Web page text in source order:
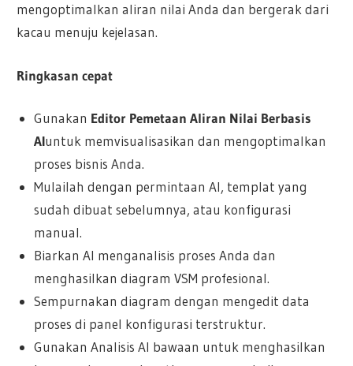
mengoptimalkan aliran nilai Anda dan bergerak dari
kacau menuju kejelasan.
Ringkasan cepat
Gunakan Editor Pemetaan Aliran Nilai Berbasis
AIuntuk memvisualisasikan dan mengoptimalkan
proses bisnis Anda.
Mulailah dengan permintaan AI, templat yang
sudah dibuat sebelumnya, atau konfigurasi
manual.
Biarkan AI menganalisis proses Anda dan
menghasilkan diagram VSM profesional.
Sempurnakan diagram dengan mengedit data
proses di panel konfigurasi terstruktur.
Gunakan Analisis AI bawaan untuk menghasilkan